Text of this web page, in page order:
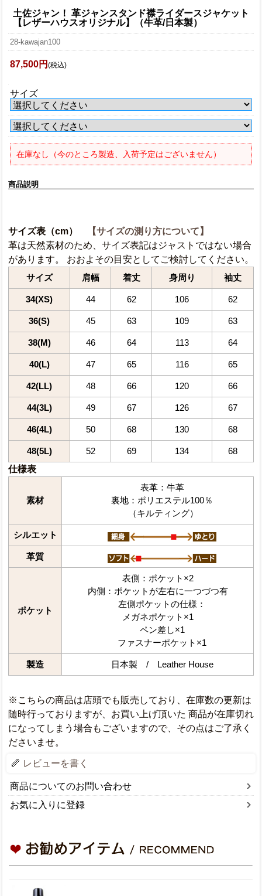
土佐ジャン！ 革ジャンスタンド襟ライダースジャケット
【レザーハウスオリジナル】（牛革/日本製）
28-kawajan100
87,500円 (税込)
サイズ
在庫なし（今のところ製造、入荷予定はございません）
商品説明
サイズ表（cm）
【サイズの測り方について】
革は天然素材のため、サイズ表記はジャストではない場合
があります。 おおよその目安としてご検討してください。
サイズ 肩幅 着丈 身周り 袖丈
34(XS) 44 62 106 62
36(S) 45 63 109 63
38(M) 46 64 113 64
40(L) 47 65 116 65
42(LL) 48 66 120 66
44(3L) 49 67 126 67
46(4L) 50 68 130 68
48(5L) 52 69 134 68
仕様表
素材
表革：牛革
裏地：ポリエステル100％
（キルティング）
シルエット
革質
ポケット
表側：ポケット×2
内側：ポケットが左右に一つづつ有
左側ポケットの仕様：
メガネポケット×1
ペン差し×1
ファスナーポケット×1
製造 日本製 / Leather House
※こちらの商品は店頭でも販売しており、在庫数の更新は
随時行っておりますが、お買い上げ頂いた 商品が在庫切れ
になってしまう場合もございますので、その点はご了承く
ださいませ。
レビューを書く
商品についてのお問い合わせ
お気に入りに登録